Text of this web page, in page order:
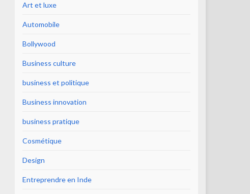
Art et luxe
Automobile
Bollywood
Business culture
business et politique
Business innovation
business pratique
Cosmétique
Design
Entreprendre en Inde